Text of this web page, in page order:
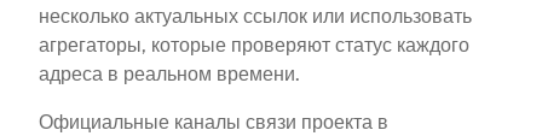
несколько актуальных ссылок или использовать
агрегаторы, которые проверяют статус каждого
адреса в реальном времени.
Официальные каналы связи проекта в